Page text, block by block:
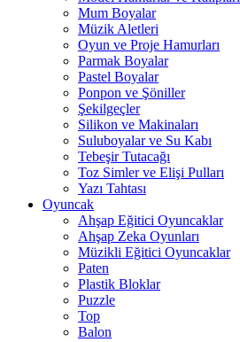
Mum Boyalar
Müzik Aletleri
Oyun ve Proje Hamurları
Parmak Boyalar
Pastel Boyalar
Ponpon ve Şöniller
Şekilgeçler
Silikon ve Makinaları
Suluboyalar ve Su Kabı
Tebeşir Tutacağı
Toz Simler ve Elişi Pulları
Yazı Tahtası
Oyuncak
Ahşap Eğitici Oyuncaklar
Ahşap Zeka Oyunları
Müzikli Eğitici Oyuncaklar
Paten
Plastik Bloklar
Puzzle
Top
Balon